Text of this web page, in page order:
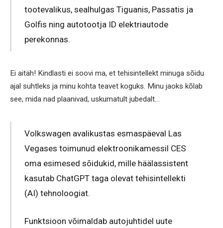
tootevalikus, sealhulgas Tiguanis, Passatis ja
Golfis ning autotootja ID elektriautode
perekonnas.
Ei aitäh! Kindlasti ei soovi ma, et tehisintellekt minuga sõidu
ajal suhtleks ja minu kohta teavet koguks. Minu jaoks kõlab
see, mida nad plaanivad, uskumatult jubedalt…
Volkswagen avalikustas esmaspäeval Las
Vegases toimunud elektroonikamessil CES
oma esimesed sõidukid, mille häälassistent
kasutab ChatGPT taga olevat tehisintellekti
(AI) tehnoloogiat.
Funktsioon võimaldab autojuhtidel uute